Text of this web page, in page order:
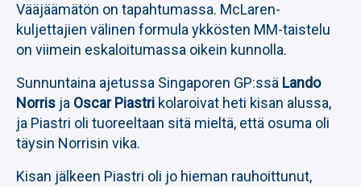
Vääjäämätön on tapahtumassa. McLaren-
kuljettajien välinen formula ykkösten MM-taistelu
on viimein eskaloitumassa oikein kunnolla.
Sunnuntaina ajetussa Singaporen GP:ssä Lando
Norris ja Oscar Piastri kolaroivat heti kisan alussa,
ja Piastri oli tuoreeltaan sitä mieltä, että osuma oli
täysin Norrisin vika.
Kisan jälkeen Piastri oli jo hieman rauhoittunut,